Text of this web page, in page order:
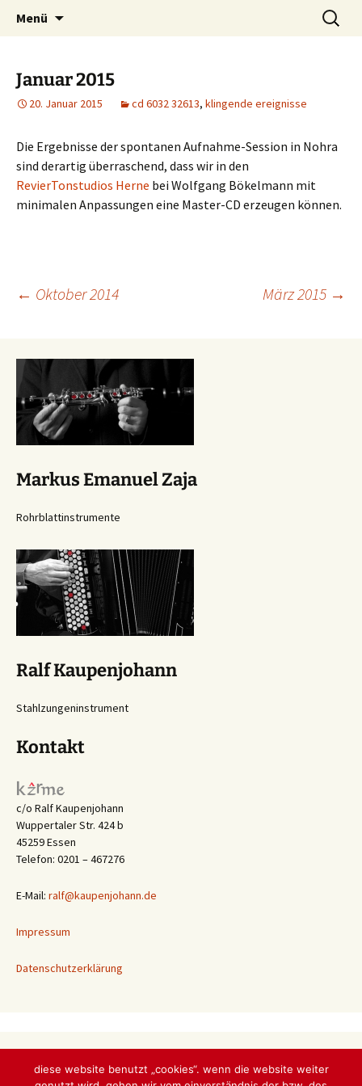
kẑrme.de | zungenklänge
Was machen zwei improvisierende Musiker
aus dem Ruhrgebiet?
Menü
Suchen
nach:
Januar 2015
20. Januar 2015 cd 6032 32613, klingende ereignisse
Die Ergebnisse der spontanen Aufnahme-Session in Nohra
sind derartig überraschend, dass wir in den
RevierTonstudios Herne bei Wolfgang Bökelmann mit
minimalen Anpassungen eine Master-CD erzeugen können.
Beitragsnavigation
← Oktober 2014 März 2015 →
Markus Emanuel Zaja
Rohrblattinstrumente
Ralf Kaupenjohann
Stahlzungeninstrument
Kontakt
c/o Ralf Kaupenjohann
Wuppertaler Str. 424 b
45259 Essen
Telefon: 0201 – 467276
E-Mail: ralf@kaupenjohann.de
Impressum
Datenschutzerklärung
diese website benutzt „cookies“. wenn die website weiter